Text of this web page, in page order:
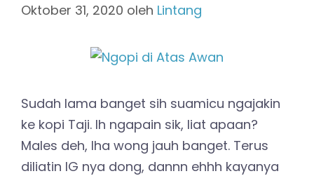
Oktober 31, 2020 oleh Lintang
Sudah lama banget sih suamicu ngajakin
ke kopi Taji. Ih ngapain sik, liat apaan?
Males deh, lha wong jauh banget. Terus
diliatin IG nya dong, dannn ehhh kayanya